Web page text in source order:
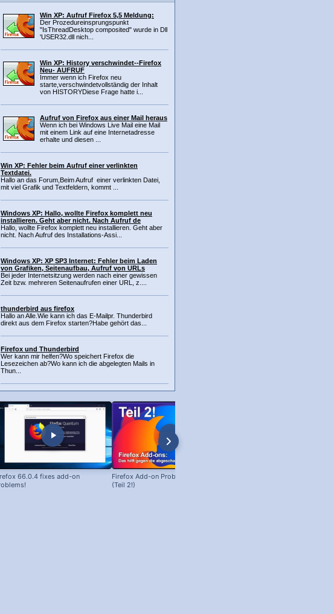
Win XP: Aufruf Firefox 5,5 Meldung:
Der Prozedureinsprungspunkt
"IsThreadDesktop composited" wurde in Dll
'USER32.dll nich...
Win XP: History verschwindet--Firefox
Neu- AUFRUF
Immer wenn ich Firefox neu
starte,verschwindetvollständig der Inhalt
von HISTORYDiese Frage hatte i...
Aufruf von Firefox aus einer Mail heraus
Wenn ich bei Windows Live Mail eine Mail
mit einem Link auf eine Internetadresse
erhalte und diesen ...
Win XP: Fehler beim Aufruf einer verlinkten
Textdatei.
Hallo an das Forum,Beim Aufruf einer verlinkten Datei,
mit viel Grafik und Textfeldern, kommt ...
Windows XP: Hallo, wollte Firefox komplett neu
installieren. Geht aber nicht. Nach Aufruf de
Hallo, wollte Firefox komplett neu installieren. Geht aber
nicht. Nach Aufruf des Installations-Assi...
Windows XP: XP SP3 Internet: Fehler beim Laden
von Grafiken, Seitenaufbau, Aufruf von URLs
Bei jeder Internetsitzung werden nach einer gewissen
Zeit bzw. mehreren Seitenaufrufen einer URL, z....
thunderbird aus firefox
Hallo an Alle.Wie kann ich das E-Mailpr. Thunderbird
direkt aus dem Firefox starten?Habe gehört das...
Firefox und Thunderbird
Wer kann mir helfen?Wo speichert Firefox die
Lesezeichen ab?Wo kann ich die abgelegten Mails in
Thun...
66.0.4 fixes add-on
Firefox Add-on Probleme beheben
(Teil 2!)